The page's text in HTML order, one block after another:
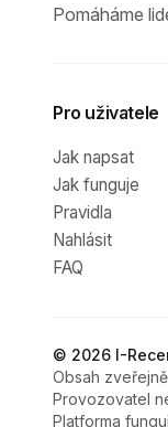
Pomáháme
Pro uživatele
Jak napsat
Jak funguje
Pravidla
Nahlásit
FAQ
© 2026 I-
Obsah
Provozovatel
Platforma